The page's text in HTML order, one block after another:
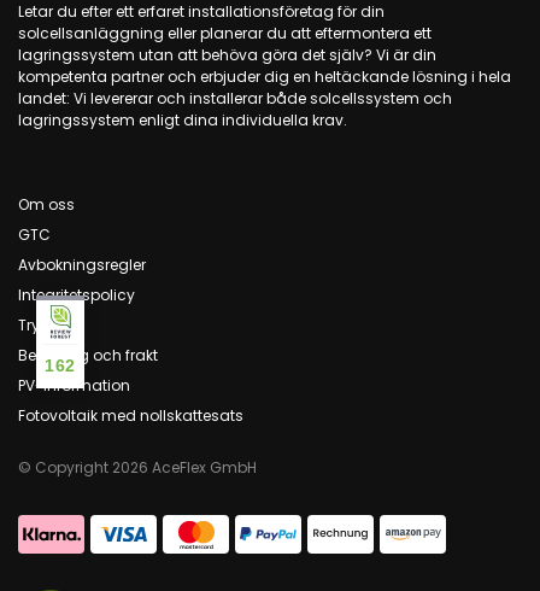
Letar du efter ett erfaret installationsföretag för din
solcellsanläggning eller planerar du att eftermontera ett
lagringssystem utan att behöva göra det själv? Vi är din
kompetenta partner och erbjuder dig en heltäckande lösning i hela
landet: Vi levererar och installerar både solcellssystem och
lagringssystem enligt dina individuella krav.
Om oss
GTC
Avbokningsregler
Integritetspolicy
Tryck
Betalning och frakt
PV-information
Fotovoltaik med nollskattesats
© Copyright 2026 AceFlex GmbH
162